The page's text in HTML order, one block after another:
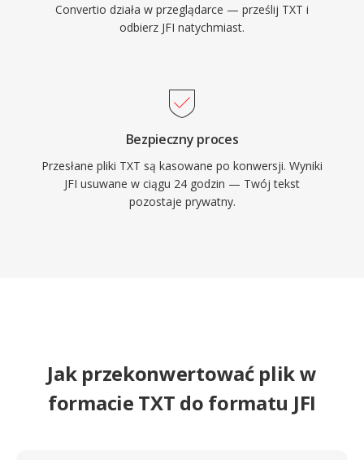
Convertio działa w przeglądarce — prześlij TXT i
odbierz JFI natychmiast.
Bezpieczny proces
Przesłane pliki TXT są kasowane po konwersji. Wyniki
JFI usuwane w ciągu 24 godzin — Twój tekst
pozostaje prywatny.
Jak przekonwertować plik w
formacie TXT do formatu JFI